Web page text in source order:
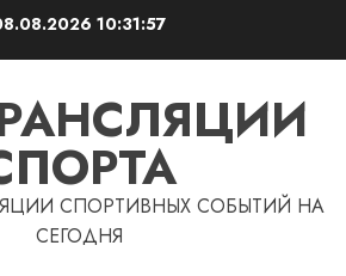
10:31:58
СПОРТИВНЫХ СОБЫТИЙ НА
СЕГОДНЯ